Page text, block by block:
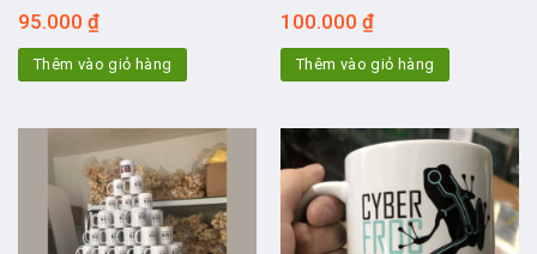
95.000 ₫
Thêm vào giỏ hàng
100.000 ₫
Thêm vào giỏ hàng